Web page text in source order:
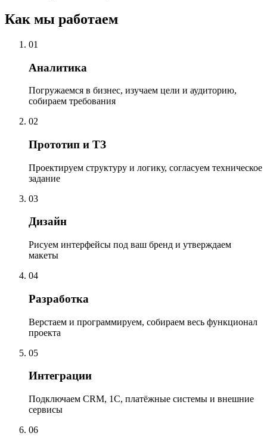
Как мы работаем
01
Аналитика
Погружаемся в бизнес, изучаем цели и аудиторию,
собираем требования
02
Прототип и ТЗ
Проектируем структуру и логику, согласуем техническое
задание
03
Дизайн
Рисуем интерфейсы под ваш бренд и утверждаем
макеты
04
Разработка
Верстаем и программируем, собираем весь функционал
проекта
05
Интеграции
Подключаем CRM, 1С, платёжные системы и внешние
сервисы
06